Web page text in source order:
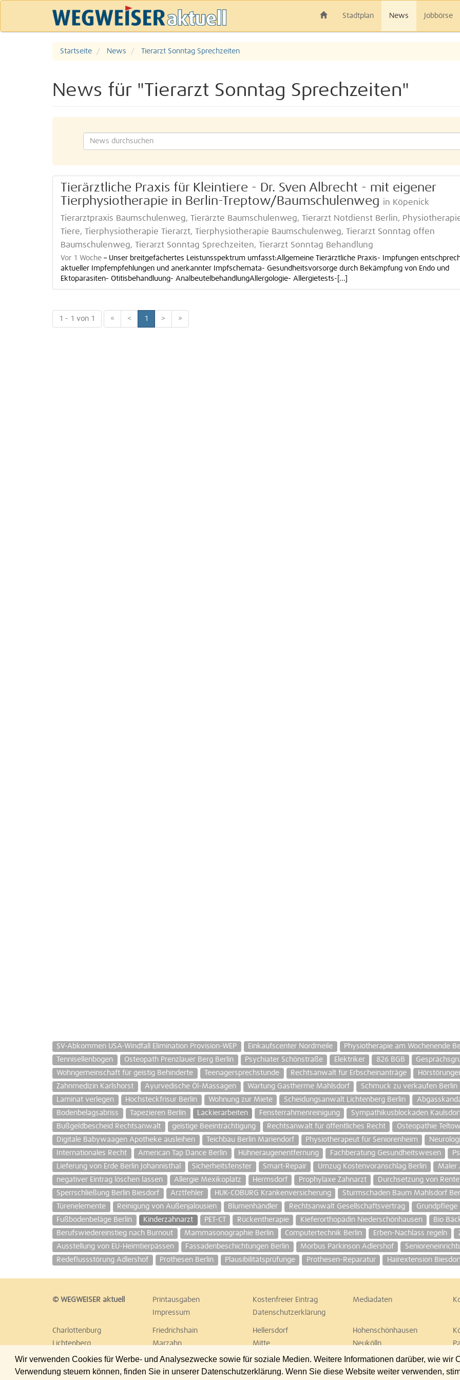
Wir verwenden Cookies für Werbe- und Analysezwecke sowie für soziale Medien. Weitere Informationen darüber, wie wir
Verwendung steuern können, finden Sie in unserer Datenschutzerklärung. Wenn Sie diese Website weiter verwenden,
Stadtplan News Jobbörse
Startseite News Tierarzt Sonntag Sprechzeiten
News für "Tierarzt Sonntag Sprechzeiten"
Tierärztliche Praxis für Kleintiere - Dr. Sven Albrecht - mit eigener
Tierphysiotherapie in Berlin-Treptow/Baumschulenweg in Köpenick
Tierarztpraxis Baumschulenweg, Tierärzte Baumschulenweg, Tierarzt Notdienst Berlin,
Tiere, Tierphysiotherapie Tierarzt, Tierphysiotherapie Baumschulenweg, Tierarzt Sonntag offen
Baumschulenweg, Tierarzt Sonntag Sprechzeiten, Tierarzt Sonntag Behandlung
Vor 1 Woche – Unser breitgefächertes Leistunsspektrum umfasst:Allgemeine Tierärztliche Praxis- Impfungen
aktueller Impfempfehlungen und anerkannter Impfschemata- Gesundheitsvorsorge durch Bekämpfung von Endo und
Ektoparasiten- Otitisbehandluung- AnalbeutelbehandlungAllergologie- Allergietests-[...]
1 - 1 von 1 « < 1 > »
SV-Abkommen USA-Windfall Elimination Provision-WEP Einkaufscenter Nordmeile Physiotherapie am Wochenende
Tennisellenbogen
Osteopath Prenzlauer Berg Berlin Psychiater Schönstraße Elektriker 826 BGB
Wohngemeinschaft für geistig Behinderte
Teenagersprechstunde Rechtsanwalt für Erbscheinanträge
Zahnmedizin Karlshorst
Ayurvedische Öl-Massagen Wartung Gastherme Mahlsdorf Schmuck zu verkaufen Berlin
Laminat verlegen
Hochsteckfrisur Berlin Wohnung zur Miete Scheidungsanwalt Lichtenberg Berlin
Bodenbelagsabriss
Tapezieren Berlin Lackierarbeiten Fensterrahmenreinigung Sympathikusblockaden
Bußgeldbescheid Rechtsanwalt
geistige Beeinträchtigung Rechtsanwalt für öffentliches Recht Osteopathie
Digitale Babywaagen Apotheke ausleihen
Teichbau Berlin Mariendorf Physiotherapeut für Seniorenheim
Internationales Recht
American Tap Dance Berlin Hühneraugenentfernung Fachberatung Gesundheitswesen
Lieferung von Erde Berlin Johannisthal
Sicherheitsfenster Smart-Repair Umzug Kostenvoranschlag Berlin Maler
negativer Eintrag löschen lassen
Allergie Mexikoplatz Hermsdorf Prophylaxe Zahnarzt Durchsetzung von
Sperrschließung Berlin Biesdorf
Arztfehler HUK-COBURG Krankenversicherung Sturmschaden Baum Mahlsdorf
Türenelemente
Reinigung von Außenjalousien Blumenhändler Rechtsanwalt Gesellschaftsvertrag Grundpflege
Fußbodenbeläge Berlin
Kinderzahnarzt PET-CT Rückentherapie Kieferorthopädin Niederschönhausen Bio
Berufswiedereinstieg nach Burnout
Mammasonographie Berlin Computertechnik Berlin Erben-Nachlass regeln
Ausstellung von EU-Heimtierpässen
Fassadenbeschichtungen Berlin Morbus Parkinson Adlershof
Redeflussstörung Adlershof
Prothesen Berlin Plausibilitätsprüfunge Prothesen-Reparatur Hairextension
© WEGWEISER aktuell Printausgaben Kostenfreier Eintrag Mediadaten
Impressum
Datenschutzerklärung
Charlottenburg Friedrichshain Hellersdorf Hohenschönhausen
Lichtenberg
Marzahn Mitte Neukölln
Reinickendorf
Schöneberg Spandau Steglitz
Treptow
Umland Ost Wedding Weißensee